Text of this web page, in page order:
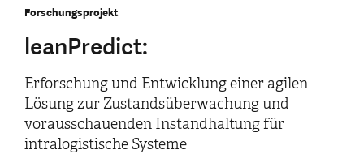
Forschungsprojekt
leanPredict:
Erforschung und Entwicklung einer agilen
Lösung zur Zustandsüberwachung und
vorausschauenden Instandhaltung für
intralogistische Systeme